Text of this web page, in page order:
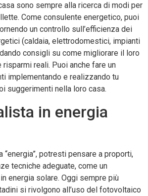
sono sempre alla ricerca di modi per
Come consulente energetico, puoi
un controllo sull’efficienza dei
(caldaia, elettrodomestici, impianti
consigli su come migliorare il loro
reali. Puoi anche fare un
implementando e realizzando tu
suggerimenti nella loro casa.
in energia
“energia”, potresti pensare a proporti,
tecniche adeguate, come un
energia solare. Oggi sempre più
si rivolgono all’uso del fotovoltaico